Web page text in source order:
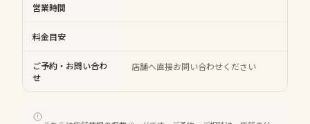
営業時間
料金目安
ご予約・お問い合わ
せ
店舗へ直接お問い合わせください